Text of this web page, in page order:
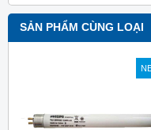
SẢN PHẨM CÙNG LOẠI